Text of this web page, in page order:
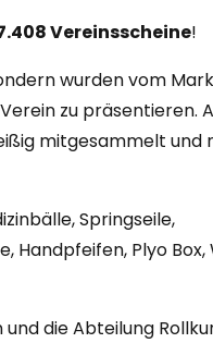
Vereinsscheine!
wurden vom
zu präsentieren.
mitgesammelt und
Springseile,
Handpfeifen, Plyo Box,
die Abteilung